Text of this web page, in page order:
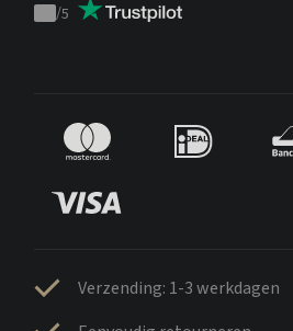
Trustpilot
/5
Verzending: 1-3 werkdagen